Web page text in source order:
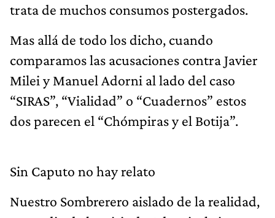
trata de muchos consumos postergados.
Mas allá de todo los dicho, cuando
comparamos las acusaciones contra Javier
Milei y Manuel Adorni al lado del caso
“SIRAS”, “Vialidad” o “Cuadernos” estos
dos parecen el “Chómpiras y el Botija”.
Sin Caputo no hay relato
Nuestro Sombrerero aislado de la realidad,